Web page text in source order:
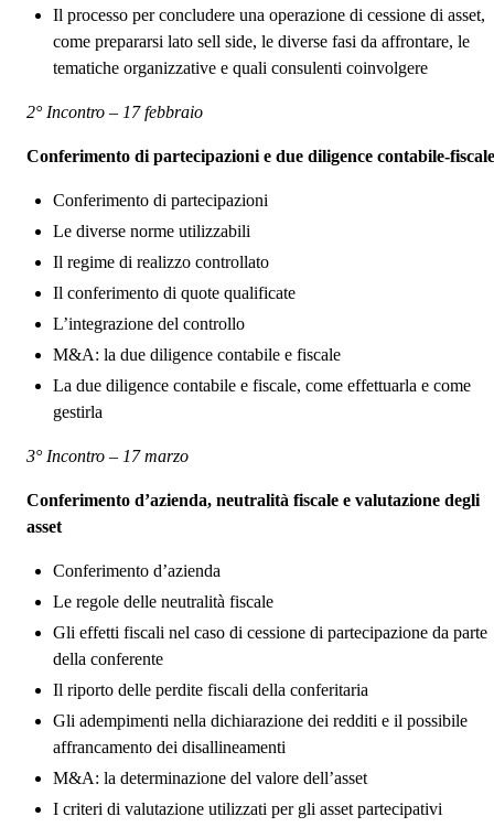
Il processo per concludere una operazione di cessione di asset,
come prepararsi lato sell side, le diverse fasi da affrontare, le
tematiche organizzative e quali consulenti coinvolgere
2° Incontro – 17 febbraio
Conferimento di partecipazioni e due diligence contabile‑fiscale
Conferimento di partecipazioni
Le diverse norme utilizzabili
Il regime di realizzo controllato
Il conferimento di quote qualificate
L’integrazione del controllo
M&A: la due diligence contabile e fiscale
La due diligence contabile e fiscale, come effettuarla e come
gestirla
3° Incontro – 17 marzo
Conferimento d’azienda, neutralità fiscale e valutazione degli
asset
Conferimento d’azienda
Le regole delle neutralità fiscale
Gli effetti fiscali nel caso di cessione di partecipazione da parte
della conferente
Il riporto delle perdite fiscali della conferitaria
Gli adempimenti nella dichiarazione dei redditi e il possibile
affrancamento dei disallineamenti
M&A: la determinazione del valore dell’asset
I criteri di valutazione utilizzati per gli asset partecipativi